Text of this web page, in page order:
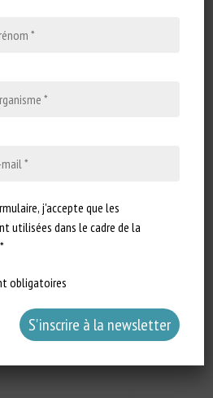
(traduction) :
globale…
j'accepte que les
utilisées dans le cadre de la
obligatoires